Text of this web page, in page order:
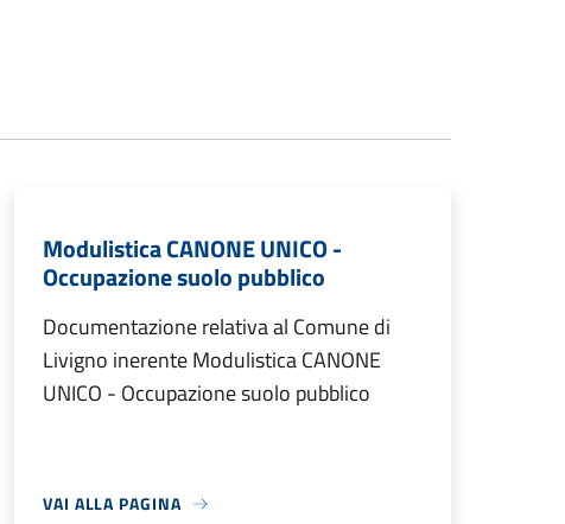
Modulistica CANONE UNICO -
Occupazione suolo pubblico
Documentazione relativa al Comune di
Livigno inerente Modulistica CANONE
UNICO - Occupazione suolo pubblico
VAI ALLA PAGINA